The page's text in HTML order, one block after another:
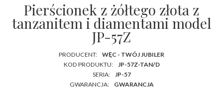
Pierścionek z żółtego złota z
tanzanitem i diamentami model
JP-57Z
PRODUCENT:
WĘC - TWÓJ JUBILER
KOD PRODUKTU:
JP-57Z-TAN/D
SERIA:
JP-57
GWARANCJA:
GWARANCJA